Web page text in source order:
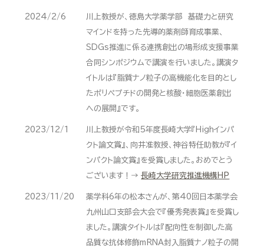
2024/2/6
川上教授が、徳島大学薬学部 基礎力と研究
マインドを持った先導的薬剤師育成事業、
SDGs推進に係る連携創出の場形成支援事業
合同シンポジウムで講演を行いました。講演タ
イトルは『脂質ナノ粒子の高機能化を目的とし
たポリペプチドの開発と核酸・細胞医薬創出
への展開』です。
2023/12/1
川上教授が令和5年度長崎大学『Highインパ
クト論文賞』、向井准教授、神谷特任助教が『イ
ンパクト論文賞』を受賞しました。おめでとう
ございます！→長崎大学研究推進機構HP
2023/11/20
薬学科6年の松本さんが、第40回日本薬学会
九州山口支部会大会で『優秀発表賞』を受賞し
ました。講演タイトルは『配向性を制御した高
品質な抗体修飾mRNA封入脂質ナノ粒子の開